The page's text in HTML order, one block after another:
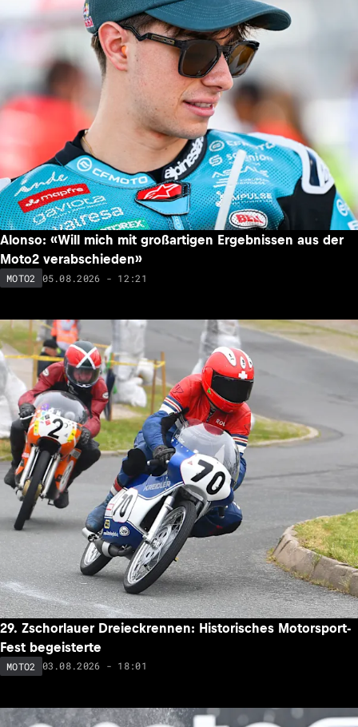
Alonso: «Will mich mit großartigen Ergebnissen aus der
Moto2 verabschieden»
MOTO2 05.08.2026 - 12:21
29. Zschorlauer Dreieckrennen: Historisches Motorsport-
Fest begeisterte
MOTO2 03.08.2026 - 18:01